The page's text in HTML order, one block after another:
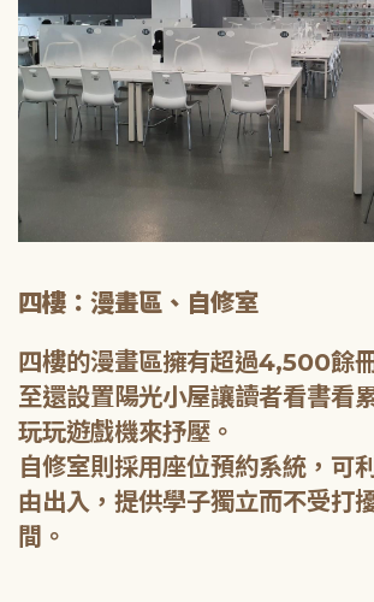
四樓：漫畫區、自修室
四樓的漫畫區擁有超過4,500餘
至還設置陽光小屋讓讀者看書看
玩玩遊戲機來抒壓。
自修室則採用座位預約系統，可
由出入，提供學子獨立而不受打
間。